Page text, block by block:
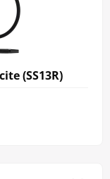
(SS13R)